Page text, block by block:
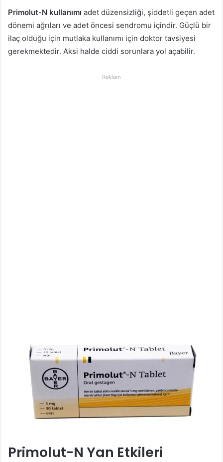
Primolut-N kullanımı adet düzensizliği, şiddetli geçen adet
dönemi ağrıları ve adet öncesi sendromu içindir. Güçlü bir
ilaç olduğu için mutlaka kullanımı için doktor tavsiyesi
gerekmektedir. Aksi halde ciddi sorunlara yol açabilir.
Reklam
Primolut-N Yan Etkileri